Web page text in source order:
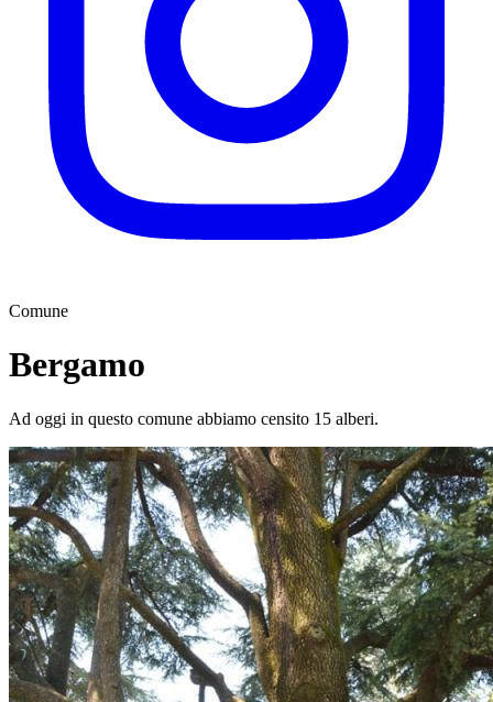
Comune
Bergamo
Ad oggi in questo comune abbiamo censito 15 alberi.